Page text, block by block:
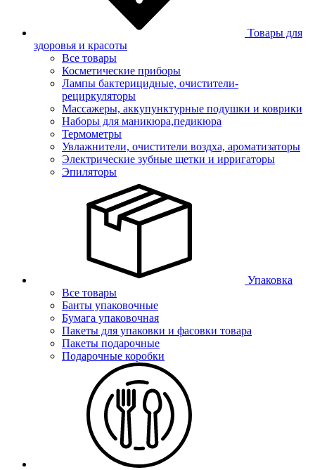
Товары для
здоровья и красоты
Все товары
Косметические приборы
Лампы бактерицидные, очистители-
рециркуляторы
Массажеры, аккупунктурные подушки и коврики
Наборы для маникюра,педикюра
Термометры
Увлажнители, очистители воздха, ароматизаторы
Электрические зубные щетки и ирригаторы
Эпиляторы
Упаковка
Все товары
Банты упаковочные
Бумага упаковочная
Пакеты для упаковки и фасовки товара
Пакеты подарочные
Подарочные коробки